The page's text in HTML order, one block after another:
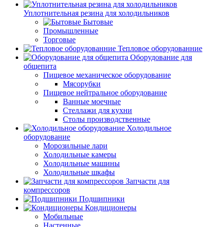
Уплотнительная резина для холодильников
Бытовые
Промышленные
Торговые
Тепловое оборудованние
Оборудование для
общепита
Пищевое механическое оборудование
Мясорубки
Пищевое нейтральное оборудование
Ванные моечные
Стеллажи для кухни
Столы производственные
Холодильное
оборудование
Морозильные лари
Холодильные камеры
Холодильные машины
Холодильные шкафы
Запчасти для
компрессоров
Подшипники
Кондиционеры
Мобильные
Настенные